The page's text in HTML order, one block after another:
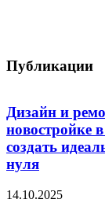
Публикации
Дизайн и
новостройке
создать
нуля
14.10.2025